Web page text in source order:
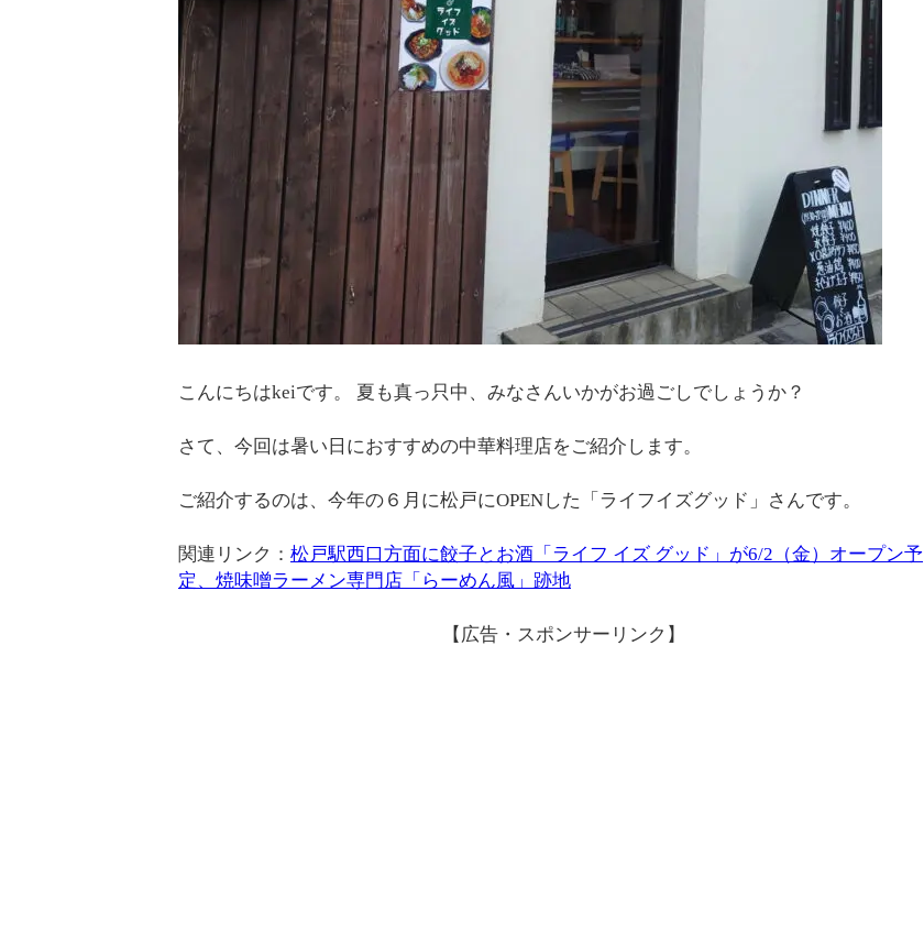
こんにちはkeiです。 夏も真っ只中、みなさんいかがお過ごしでしょうか？
さて、今回は暑い日におすすめの中華料理店をご紹介します。
ご紹介するのは、今年の６月に松戸にOPENした「ライフイズグッド」さんです。
関連リンク： 松戸駅西口方面に餃子とお酒「ライフ イズ グッド」が6/2（金）オープン予
定、焼味噌ラーメン専門店「らーめん風」跡地
【広告・スポンサーリンク】